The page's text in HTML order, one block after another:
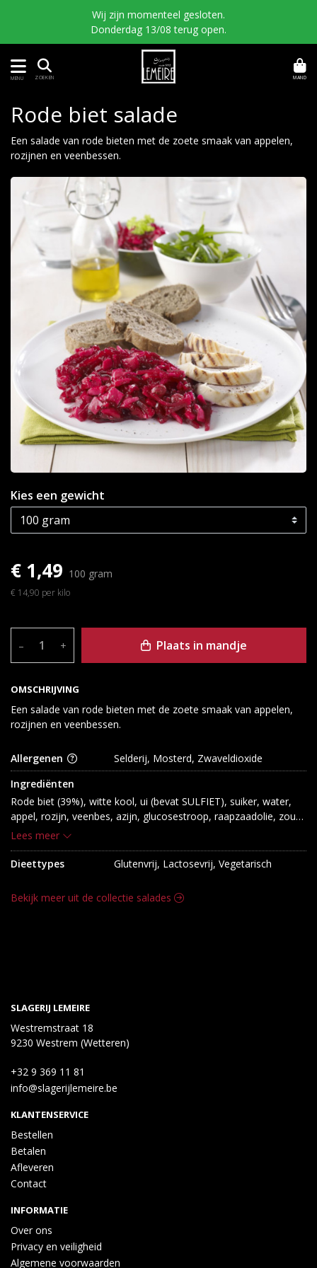
Wij zijn momenteel gesloten.
Donderdag 13/08 terug open.
MENU ZOEKEN MAND
OMSCHRIJVING
Een salade van rode bieten met de zoete smaak van appelen,
rozijnen en veenbessen.
Rode biet salade
Een salade van rode bieten met de zoete smaak van appelen,
rozijnen en veenbessen.
Kies een gewicht
€ 1,49 100 gram
€ 14,90 per kilo
– + Plaats in mandje
Allergenen
Selderij, Mosterd, Zwaveldioxide
Ingrediënten
Rode biet (39%), witte kool, ui (bevat SULFIET), suiker, water,
appel, rozijn, veenbes, azijn, glucosestroop, raapzaadolie, zout,
gemodificeerd zetmeel, stabilisatoren: E412/E415/E440,
azijnzuur/citroenzuur, zuurteregelaars: E262/E331, zetmeel,
maltodextrine, gehydrolyseerd eiwit (maïs, raapzaad),
antioxidant: E300, smaakversterkers: E627/E631.
Lees meer
Dieettypes Glutenvrij, Lactosevrij, Vegetarisch
Bekijk meer uit de collectie salades
SLAGERIJ LEMEIRE
Westremstraat 18
9230 Westrem (Wetteren)
+32 9 369 11 81
info@slagerijlemeire.be
KLANTENSERVICE
Bestellen
Betalen
Afleveren
Contact
INFORMATIE
Over ons
Privacy en veiligheid
Algemene voorwaarden